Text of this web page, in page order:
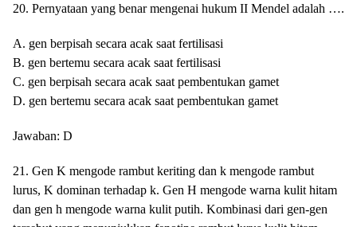
20. Pernyataan yang benar mengenai hukum II Mendel adalah ….
A. gen berpisah secara acak saat fertilisasi
B. gen bertemu secara acak saat fertilisasi
C. gen berpisah secara acak saat pembentukan gamet
D. gen bertemu secara acak saat pembentukan gamet
Jawaban: D
21. Gen K mengode rambut keriting dan k mengode rambut
lurus, K dominan terhadap k. Gen H mengode warna kulit hitam
dan gen h mengode warna kulit putih. Kombinasi dari gen-gen